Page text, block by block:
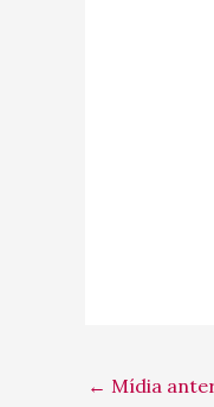
← Mídia